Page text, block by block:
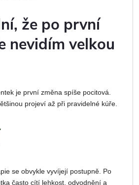
že po první
nevidím velkou
je první změna spíše pocitová.
projeví až při pravidelné kúře.
se obvykle vyvíjejí postupně. Po
často cítí lehkost, odvodnění a